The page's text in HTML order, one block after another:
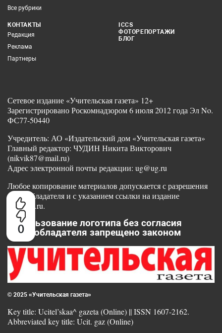
0
Все рубрики
КОНТАКТЫ
Редакция
Реклама
Партнеры
ICCS
ФОТОРЕПОРТАЖИ
БЛОГ
Сетевое издание «Учительская газета» 12+
Зарегистрировано Роскомнадзором 6 июля 2012 года Эл No.
ФС77-50440
Учредитель: АО «Издательский дом «Учительская газета»
Главный редактор: ЧУДИН Никита Викторович
(nikvik87@mail.ru)
Адрес электронной почты редакции: ug@ug.ru
Любое копирование материалов допускается с разрешения
правообладателя и с указанием ссылки на издание
www.ug.ru.
Использование логотипа без согласия
правообладателя запрещено законом
© 2025 «Учительская газета»
Key title: Ucitel’skaa^ gazeta (Online) || ISSN 1607-2162.
Abbreviated key title: Ucit. gaz (Online)